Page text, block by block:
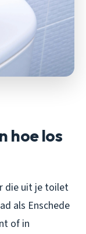
hoe los
die uit je toilet
als Enschede
of in